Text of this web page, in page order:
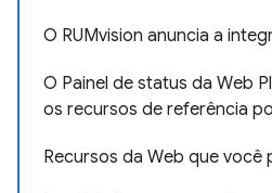
O RUMvision anuncia a
O Painel de status da Web
os recursos de referência
Recursos da Web que você